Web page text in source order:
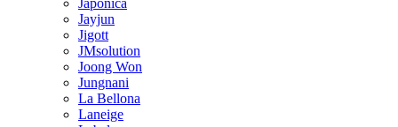
Japonica
Jayjun
Jigott
JMsolution
Joong Won
Jungnani
La Bellona
Laneige